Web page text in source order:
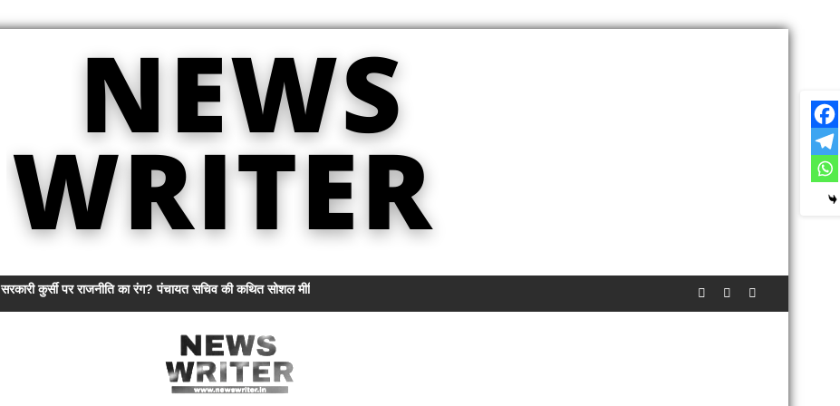
सरकारी कुर्सी पर राजनीति का रंग? पंचायत सचिव की कथित सोशल मीडिया सक्रियता पर कांग्रेस का हमला, निष्पक्ष जांच की उठी मांग